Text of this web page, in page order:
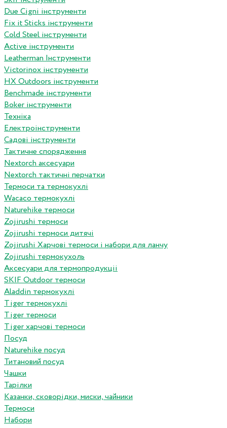
Due Cigni інструменти
Fix it Sticks інструменти
Сold Steel інструменти
Active інструменти
Leatherman Інструменти
Victorinox інструменти
HX Outdoors інструменти
Benchmade інструменти
Boker інструменти
Техніка
Електроінструменти
Садові інструменти
Тактичне спорядження
Nextorch аксесуари
Nextorch тактичні перчатки
Термоси та термокухлі
Wacaco термокухлі
Naturehike термоси
Zojirushi термоси
Zojirushi термоси дитячі
Zojirushi Харчові термоси і набори для ланчу
Zojirushi термокухоль
Аксесуари для термопродукціі
SKIF Outdoor термоси
Aladdin термокухлі
Tiger термокухлі
Tiger термоси
Tiger харчові термоси
Посуд
Naturehike посуд
Титановий посуд
Чашки
Тарілки
Казанки, сковорідки, миски, чайники
Термоси
Набори